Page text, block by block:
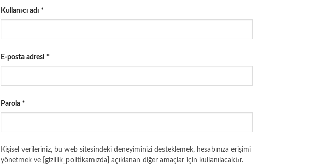
Kullanıcı adı *
E-posta adresi *
Parola *
Kişisel verileriniz, bu web sitesindeki deneyiminizi desteklemek, hesabınıza erişimi
yönetmek ve [gizlilik_politikamızda] açıklanan diğer amaçlar için kullanılacaktır.